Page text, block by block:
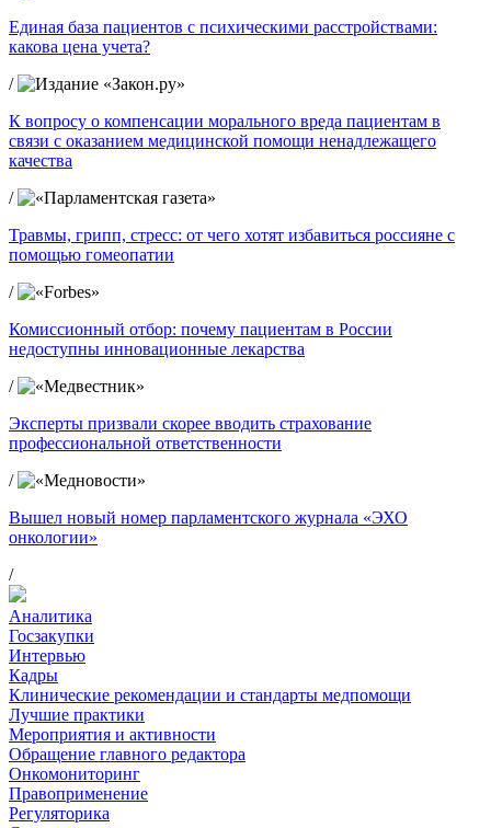
Единая база пациентов с психическими расстройствами:
какова цена учета?
/
К вопросу о компенсации морального вреда пациентам в
связи с оказанием медицинской помощи ненадлежащего
качества
/
Травмы, грипп, стресс: от чего хотят избавиться россияне с
помощью гомеопатии
/
Комиссионный отбор: почему пациентам в России
недоступны инновационные лекарства
/
Эксперты призвали скорее вводить страхование
профессиональной ответственности
/
Вышел новый номер парламентского журнала «ЭХО
онкологии»
/
Аналитика
Госзакупки
Интервью
Кадры
Клинические рекомендации и стандарты медпомощи
Лучшие практики
Мероприятия и активности
Обращение главного редактора
Онкомониторинг
Правоприменение
Регуляторика